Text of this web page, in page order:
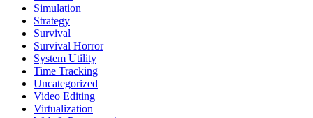
Simulation
Strategy
Survival
Survival Horror
System Utility
Time Tracking
Uncategorized
Video Editing
Virtualization